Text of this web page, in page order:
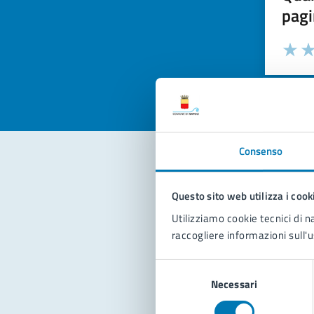
Consenso
Questo sito web utilizza i
Utilizziamo cookie tecnici di
raccogliere informazioni
Necessari
Valuta